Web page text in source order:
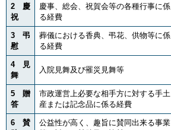
2 慶
祝
慶事、総会、祝賀会等の各種行事に係
る経費
3 弔
慰
葬儀における香典、弔花、供物等に係
る経費
4 見
舞
入院見舞及び罹災見舞等
5 贈
答
市政運営上必要な相手方に対する手土
産または記念品に係る経費
6 賛
公益性が高く、趣旨に賛同出来る事業